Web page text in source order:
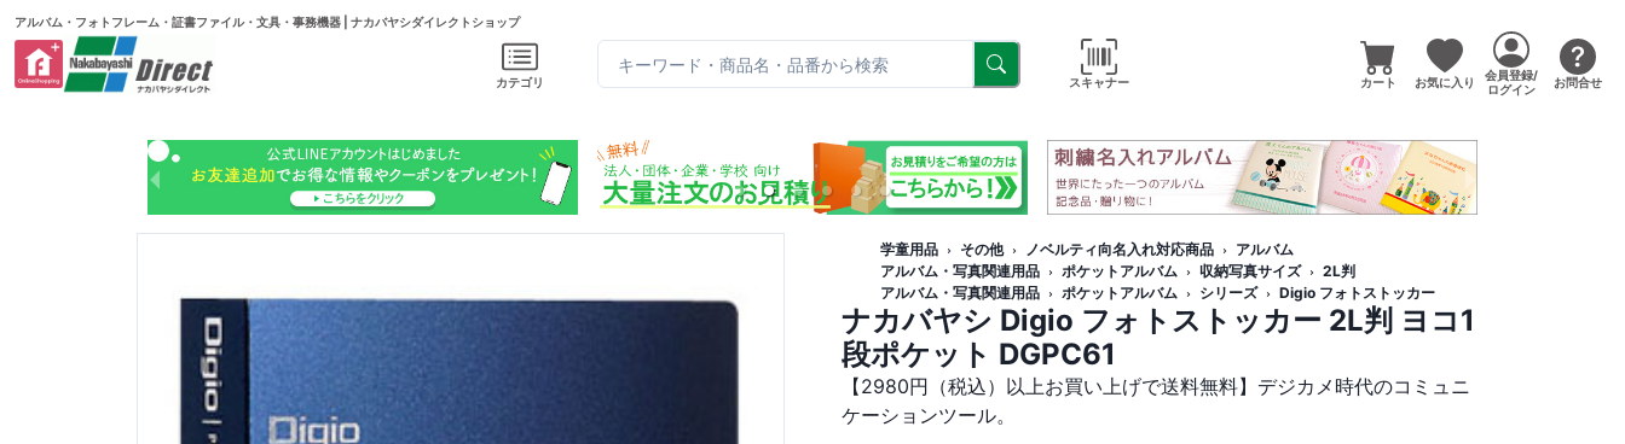
アルバム・フォトフレーム・証書ファイル・文具・事務機器 | ナカバヤシダイレクトショップ
カテゴリ スキャナー カート お気に入り
会員登録/
ログイン
お問合せ
学童用品 その他 ノベルティ向名入れ対応商品
アルバム
アルバム・写真関連用品
ポケットアルバム 収納写真サイズ
2L判
アルバム・写真関連用品
ポケットアルバム シリーズ Digio フォトストッカー
ナカバヤシ Digio フォトストッカー 2L判 ヨコ1
段ポケット DGPC61
【2980円（税込）以上お買い上げで送料無料】デジカメ時代のコミュニ
ケーションツール。